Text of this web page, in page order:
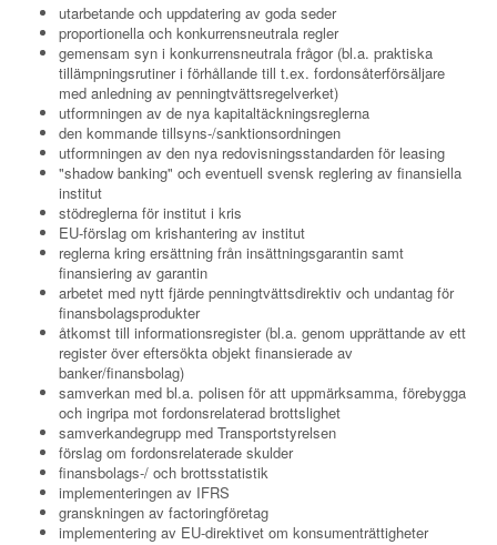
utarbetande och uppdatering av goda seder
proportionella och konkurrensneutrala regler
gemensam syn i konkurrensneutrala frågor (bl.a. praktiska
tillämpningsrutiner i förhållande till t.ex. fordonsåterförsäljare
med anledning av penningtvättsregelverket)
utformningen av de nya kapitaltäckningsreglerna
den kommande tillsyns-/sanktionsordningen
utformningen av den nya redovisningsstandarden för leasing
"shadow banking" och eventuell svensk reglering av finansiella
institut
stödreglerna för institut i kris
EU-förslag om krishantering av institut
reglerna kring ersättning från insättningsgarantin samt
finansiering av garantin
arbetet med nytt fjärde penningtvättsdirektiv och undantag för
finansbolagsprodukter
åtkomst till informationsregister (bl.a. genom upprättande av ett
register över eftersökta objekt finansierade av
banker/finansbolag)
samverkan med bl.a. polisen för att uppmärksamma, förebygga
och ingripa mot fordonsrelaterad brottslighet
samverkandegrupp med Transportstyrelsen
förslag om fordonsrelaterade skulder
finansbolags-/ och brottsstatistik
implementeringen av IFRS
granskningen av factoringföretag
implementering av EU-direktivet om konsumenträttigheter